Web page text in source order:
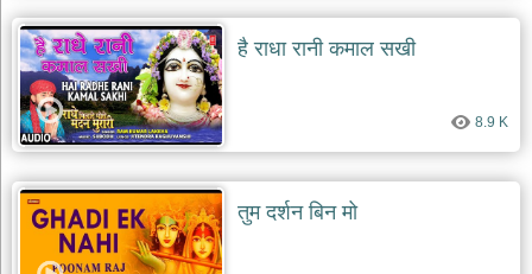
है राधा रानी कमाल सखी
8.9 K
तुम दर्शन बिन मो